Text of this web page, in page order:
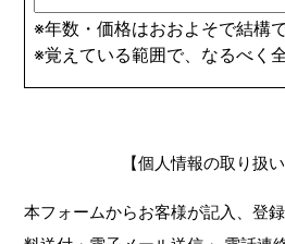
※年数・価格はおおよそで結構で
※覚えている範囲で、なるべく
【個人情報の取り扱
本フォームからお客様が記入、登